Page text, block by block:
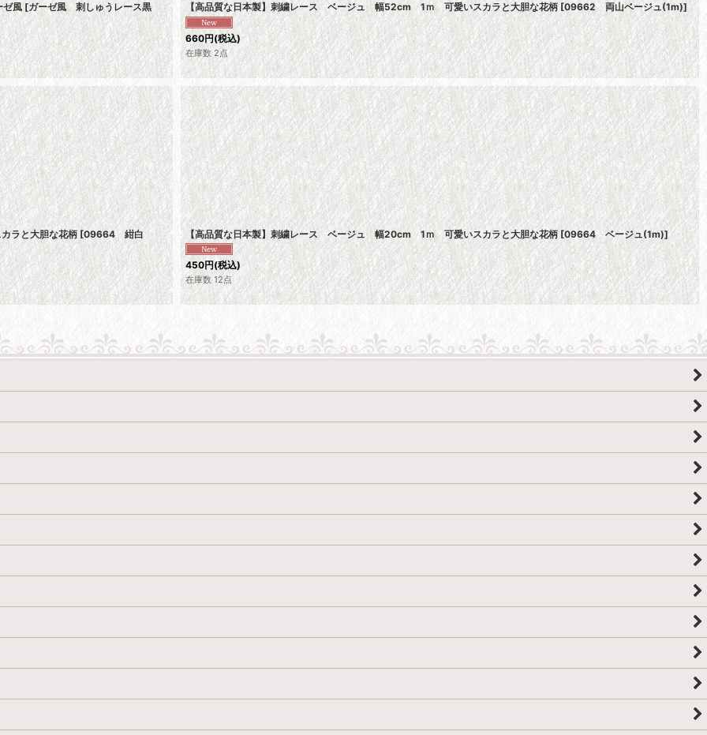
風 [ガーゼ風 刺しゅうレース黒 【高品質な日本製】刺繍レース ベージュ 幅52cm 1ｍ 可愛いスカラと大胆な花柄 [09662 両山ベージュ(1m)]
660円(税込)
在庫数 2点
ラと大胆な花柄 [09664 紺白 【高品質な日本製】刺繍レース ベージュ 幅20cm 1ｍ 可愛いスカラと大胆な花柄 [09664 ベージュ(1m)]
450円(税込)
在庫数 12点